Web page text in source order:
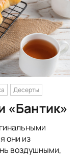
Десерты
«Бантик»
они из
воздушными,